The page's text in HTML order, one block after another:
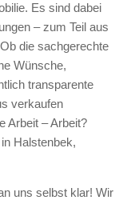
Es sind dabei
– zum Teil aus
die sachgerechte
Wünsche,
transparente
verkaufen
Arbeit – Arbeit?
Halstenbek,
uns selbst klar! Wir